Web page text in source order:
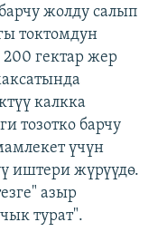
жолду салып
токтомдун
гектар жер
калкка
тозотко барчу
үчүн
иштери жүрүүдө.
азыр
турат".